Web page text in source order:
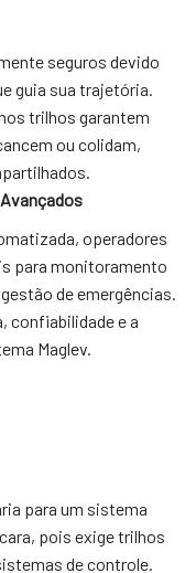
seguros devido
guia sua trajetória.
trilhos garantem
ou colidam,
operadores
para monitoramento
de emergências.
confiabilidade e a
Maglev.
para um sistema
pois exige trilhos
de controle.